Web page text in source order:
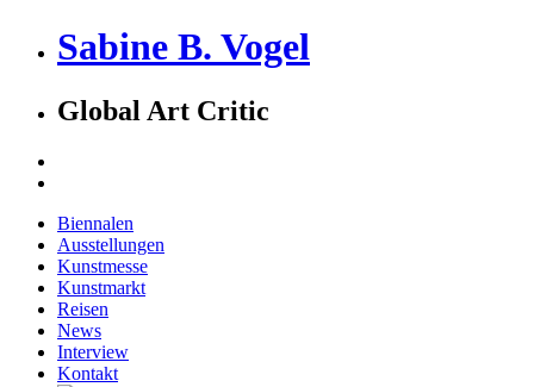
Sabine B. Vogel
Global Art Critic
Biennalen
Ausstellungen
Kunstmesse
Kunstmarkt
Reisen
News
Interview
Kontakt